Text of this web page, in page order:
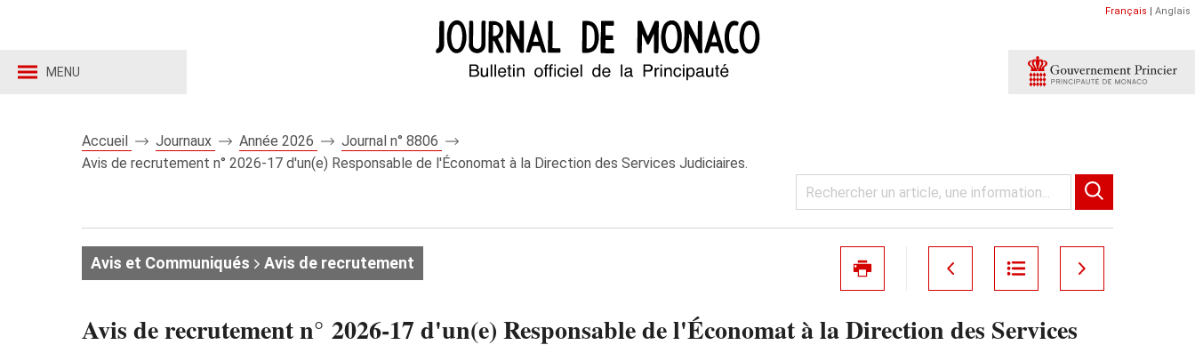
MENU
Français | Anglais
Accueil Journaux Année 2026
Journal n° 8806
Avis de recrutement n° 2026‑17 d'un(e) Responsable de l'Économat à la Direction des Services Judiciaires.
Avis et Communiqués Avis de recrutement
Avis de recrutement n° 2026‑17 d'un(e) Responsable de l'Économat à la Direction des Services